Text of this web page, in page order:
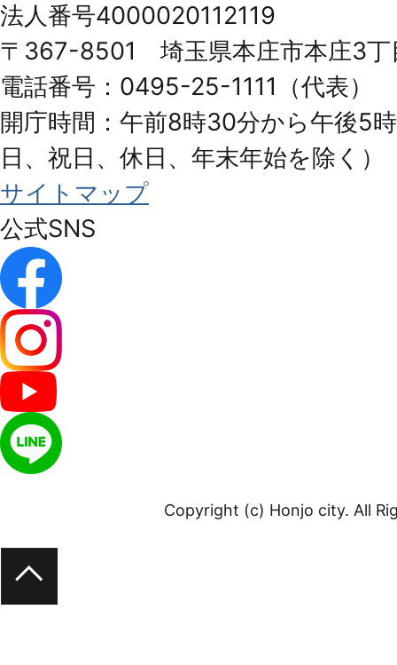
Honjo
City
法人番号4000020112119
〒367-8501 埼玉県本庄市本庄3丁
電話番号：0495-25-1111（代表）
開庁時間：午前8時30分から午後5
日、祝日、休日、年末年始を除く）
サイトマップ
公式SNS
Copyright (c) Honjo city. All